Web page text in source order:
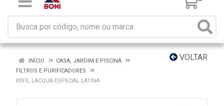
VOLTAR
INÍCIO
CASA, JARDIM E PISCINA
FILTROS E PURIFICADORES
REFIL LACQUA ESPECIAL LATINA